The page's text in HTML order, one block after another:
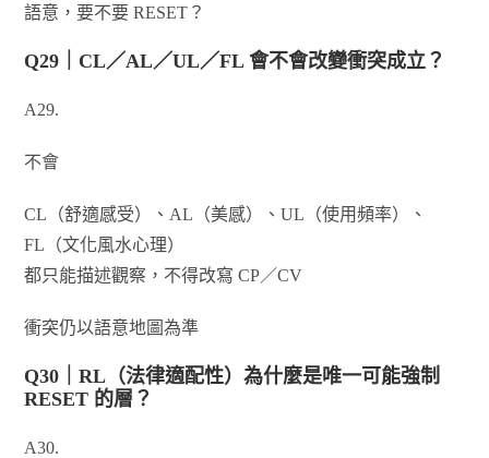
語意，要不要 RESET？
Q29｜CL／AL／UL／FL 會不會改變衝突成立？
A29.
不會
CL（舒適感受）、AL（美感）、UL（使用頻率）、
FL（文化風水心理）
都只能描述觀察，不得改寫 CP／CV
衝突仍以語意地圖為準
Q30｜RL（法律適配性）為什麼是唯一可能強制
RESET 的層？
A30.